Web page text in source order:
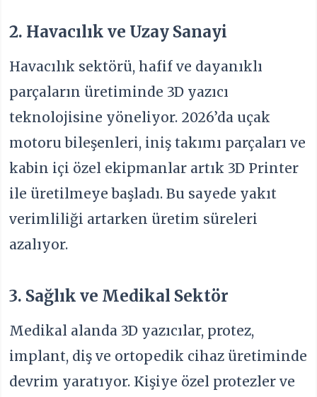
2. Havacılık ve Uzay Sanayi
Havacılık sektörü, hafif ve dayanıklı
parçaların üretiminde 3D yazıcı
teknolojisine yöneliyor. 2026’da uçak
motoru bileşenleri, iniş takımı parçaları ve
kabin içi özel ekipmanlar artık 3D Printer
ile üretilmeye başladı. Bu sayede yakıt
verimliliği artarken üretim süreleri
azalıyor.
3. Sağlık ve Medikal Sektör
Medikal alanda 3D yazıcılar, protez,
implant, diş ve ortopedik cihaz üretiminde
devrim yaratıyor. Kişiye özel protezler ve